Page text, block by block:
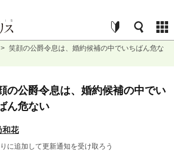
> 笑顔の公爵令息は、婚約候補の中でいちばん危な
の公爵令息は、婚約候補の中でい
ん危ない
和花
に追加して更新通知を受け取ろう